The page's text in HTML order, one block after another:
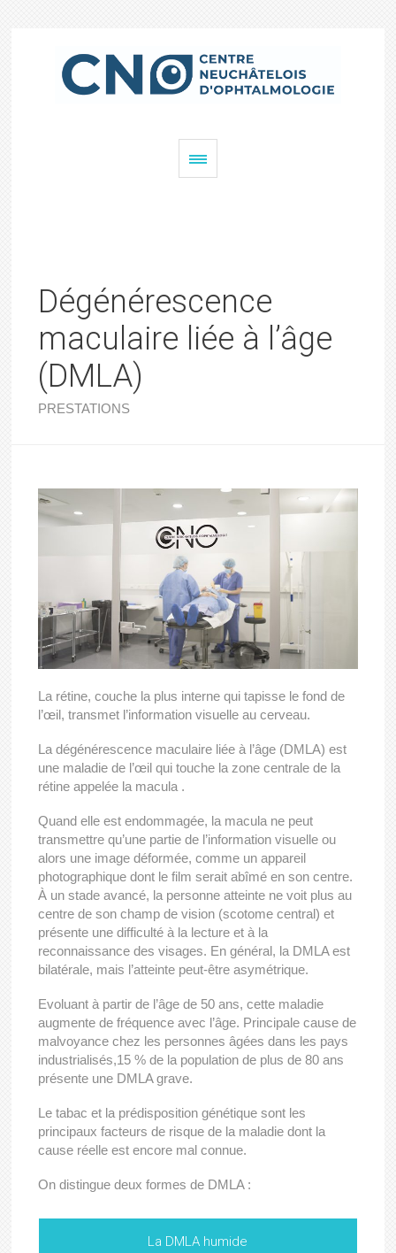
Dégénérescence
maculaire liée à l’âge
(DMLA)
PRESTATIONS
La rétine, couche la plus interne qui tapisse le fond de
l’œil, transmet l’information visuelle au cerveau.
La dégénérescence maculaire liée à l’âge (DMLA) est
une maladie de l’œil qui touche la zone centrale de la
rétine appelée la macula .
Quand elle est endommagée, la macula ne peut
transmettre qu’une partie de l’information visuelle ou
alors une image déformée, comme un appareil
photographique dont le film serait abîmé en son centre.
À un stade avancé, la personne atteinte ne voit plus au
centre de son champ de vision (scotome central) et
présente une difficulté à la lecture et à la
reconnaissance des visages. En général, la DMLA est
bilatérale, mais l’atteinte peut-être asymétrique.
Evoluant à partir de l’âge de 50 ans, cette maladie
augmente de fréquence avec l’âge. Principale cause de
malvoyance chez les personnes âgées dans les pays
industrialisés,15 % de la population de plus de 80 ans
présente une DMLA grave.
Le tabac et la prédisposition génétique sont les
principaux facteurs de risque de la maladie dont la
cause réelle est encore mal connue.
On distingue deux formes de DMLA :
La DMLA humide